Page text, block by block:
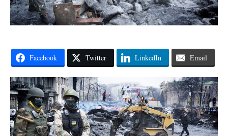
Facebook Twitter LinkedIn Email